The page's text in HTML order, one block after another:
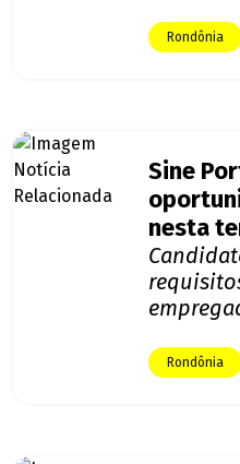
Rondônia
Sine
nesta
Rondônia